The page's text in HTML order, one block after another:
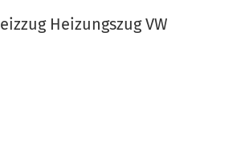
Heizungszug VW